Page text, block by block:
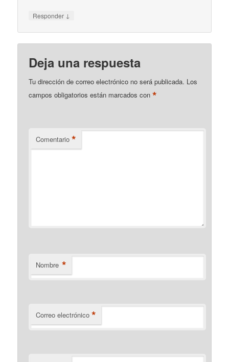
Responder ↓
Deja una respuesta
Tu dirección de correo electrónico no será publicada. Los
campos obligatorios están marcados con*
Comentario *
Nombre *
Correo electrónico *